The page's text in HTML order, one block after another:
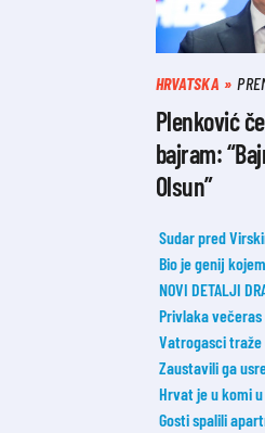
HRVATSKA
Plenković
bajram:
Olsun”
Sudar pred
Bio je genij
NOVI DETALJI
Privlaka
Vatrogasci traže
Zaustavili ga
Hrvat je u komi
Gosti spalili